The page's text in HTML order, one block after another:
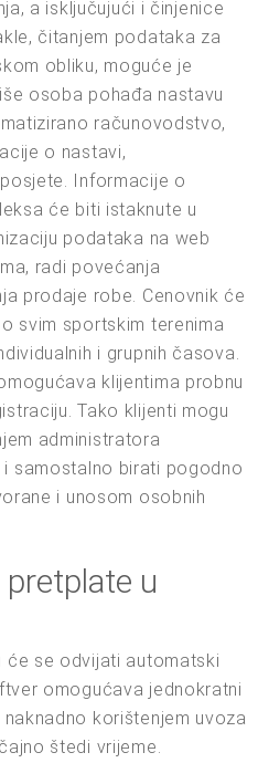
a isključujući i činjenice
čitanjem podataka za
obliku, moguće je
osoba pohađa nastavu
računovodstvo,
o nastavi,
Informacije o
će biti istaknute u
podataka na web
radi povećanja
prodaje robe. Cenovnik će
svim sportskim terenima
i grupnih časova.
klijentima probnu
Tako klijenti mogu
administratora
samostalno birati pogodno
i unosom osobnih
u
će se odvijati automatski
omogućava jednokratni
korištenjem uvoza
štedi vrijeme.